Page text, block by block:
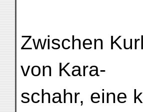
Zwischen
von Kara-
schahr, eine